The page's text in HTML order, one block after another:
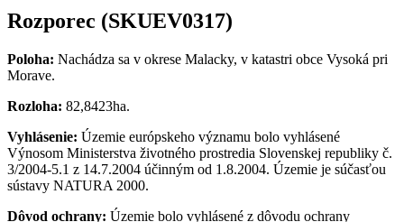
Rozporec (SKUEV0317)
Poloha: Nachádza sa v okrese Malacky, v katastri obce Vysoká pri
Morave.
Rozloha: 82,8423ha.
Vyhlásenie: Územie európskeho významu bolo vyhlásené
Výnosom Ministerstva životného prostredia Slovenskej republiky č.
3/2004-5.1 z 14.7.2004 účinným od 1.8.2004. Územie je súčasťou
sústavy NATURA 2000.
Dôvod ochrany: Územie bolo vyhlásené z dôvodu ochrany